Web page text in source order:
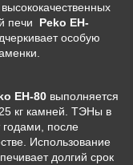
печи Peko EH-
особую
EH-80 выполняется
кг камней. ТЭНы в
годами, после
Использование
долгий срок